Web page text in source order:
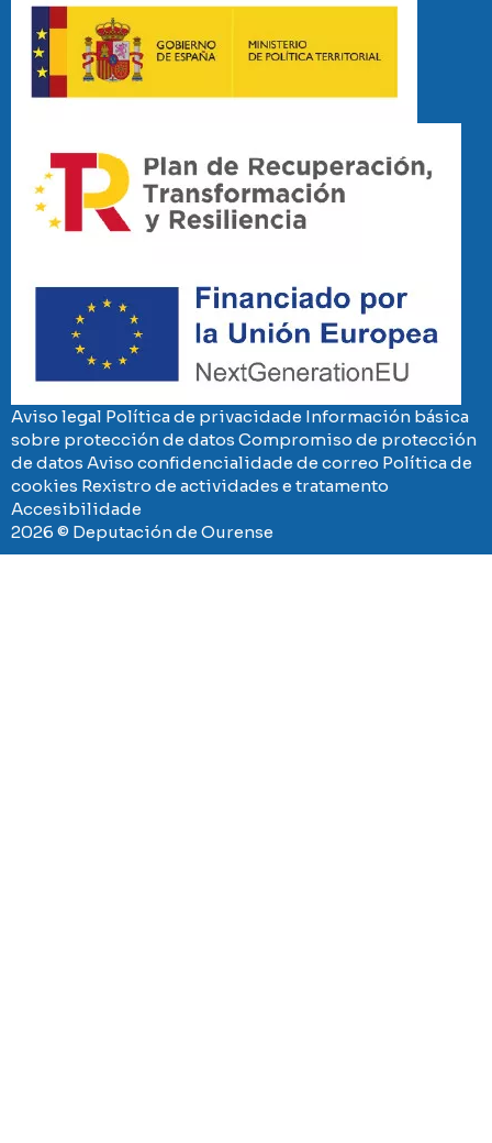
Aviso legal Política de privacidade Información básica
sobre protección de datos Compromiso de protección
de datos Aviso confidencialidade de correo Política de
cookies Rexistro de actividades e tratamento
Accesibilidade
2026 © Deputación de Ourense